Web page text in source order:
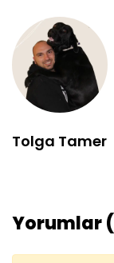
Tolga Tamer
Yorumlar